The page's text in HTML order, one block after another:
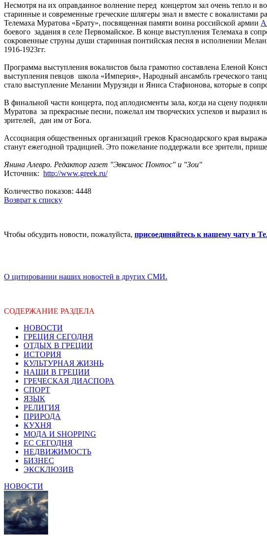
Несмотря на их оправданное волнение перед концертом зал очень тепло и
старинные и современные греческие шлягеры знал и вместе с вокалистами
Телемаха Муратова «Брату», посвященная памяти воина российской армии
боевого задания в селе Первомайское. В конце выступления Телемаха в
сокровенные струны души старинная понтийская песня в исполнении
1916-1923гг.
Программа выступления вокалистов была грамотно составлена Еленой
выступления певцов школа «Империя», Народный ансамбль греческого
стало выступление Мелании Мурузиди и Яниса Стафионова, которые в
В финальной части концерта, под аплодисменты зала, когда на сцену
Муратова за прекрасные песни, пожелал им творческих успехов и выразил
зрителей, дан им от Бога.
Ассоциация общественных организаций греков Краснодарского края
станут ежегодной традицией. Это пожелание поддержали все зрители,
Янина Алевро. Редактор газет "Эвксинос Понтос" и "Зои"
Источник: http://www.greek.ru/
Количество показов: 4448
Возврат к списку
Чтобы обсудить новости, пожалуйста, присоединяйтесь к нашему чату в
О цитировании наших новостей в других СМИ.
СОДЕРЖАНИЕ РАЗДЕЛА
НОВОСТИ
ГРЕЦИЯ СЕГОДНЯ
ОТДЫХ В ГРЕЦИИ
ИСТОРИЯ
КУЛЬТУРНАЯ ЖИЗНЬ
НАШИ В ГРЕЦИИ
ГРЕЧЕСКАЯ ДИАСПОРА
СПОРТ
ЯЗЫК
РЕЛИГИЯ
ПРИРОДА
КУХНЯ
МОДА И SHOPPING
ЕС СЕГОДНЯ
НЕДВИЖИМОСТЬ
БИЗНЕС
ЭКСКЛЮЗИВ
НОВОСТИ